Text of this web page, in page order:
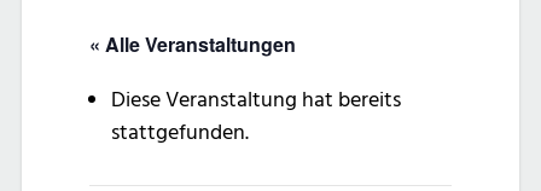
« Alle Veranstaltungen
Diese Veranstaltung hat bereits
stattgefunden.